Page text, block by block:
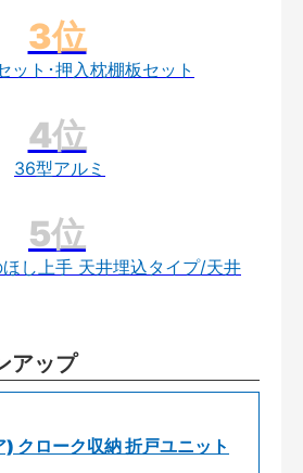
ット･押入枕棚板セット
36型アルミ
し上手 天井埋込タイプ/天井
アップ
クローク収納 折戸ユニット